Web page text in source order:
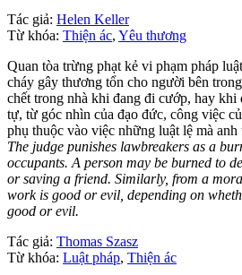
Tác giả: Helen Keller
Từ khóa: Thiện ác, Yêu thương
Quan tòa trừng phạt kẻ vi phạm pháp
cháy gây thương tổn cho người bên
chết trong nhà khi đang đi cướp, hay
tự, từ góc nhìn của đạo đức, công việc
phụ thuộc vào việc những luật lệ mà
The judge punishes lawbreakers as a
occupants. A person may be burned to
or saving a friend. Similarly, from a
work is good or evil, depending on
good or evil.
Tác giả: Thomas Szasz
Từ khóa: Luật pháp, Thiện ác